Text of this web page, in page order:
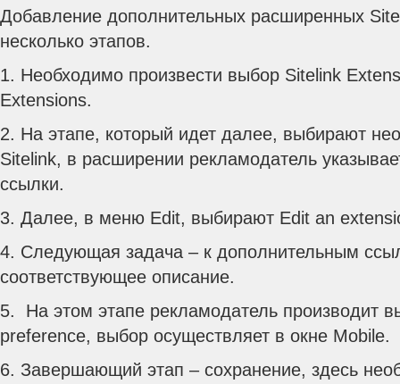
Добавление дополнительных расширенных
несколько этапов.
1. Необходимо произвести выбор Sitelink
Extensions.
2. На этапе, который идет далее, выбирают
Sitelink, в расширении рекламодатель
ссылки.
3. Далее, в меню Edit, выбирают Edit an
4. Следующая задача – к дополнительным
соответствующее описание.
5. На этом этапе рекламодатель производит
preference, выбор осуществляет в окне Mobile.
6. Завершающий этап – сохранение, здесь